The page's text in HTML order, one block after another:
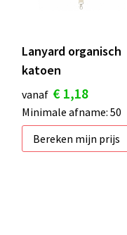
Lanyard organisch
katoen
vanaf € 1,18
Minimale afname: 50
Bereken mijn prijs